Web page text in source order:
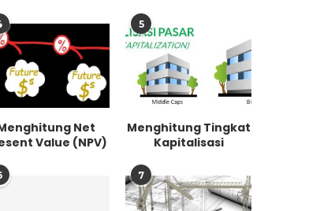
Net
Value (NPV)
5
Menghitung Tingkat
Kapitalisasi
7